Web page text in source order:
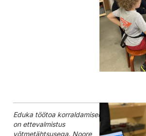
Eduka töötoa korraldamisel
on ettevalmistus
võtmetähtsusega. Noore